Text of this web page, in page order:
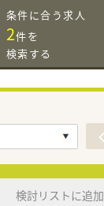
条件に合う求人
2件を
検索する
検討リストに追加